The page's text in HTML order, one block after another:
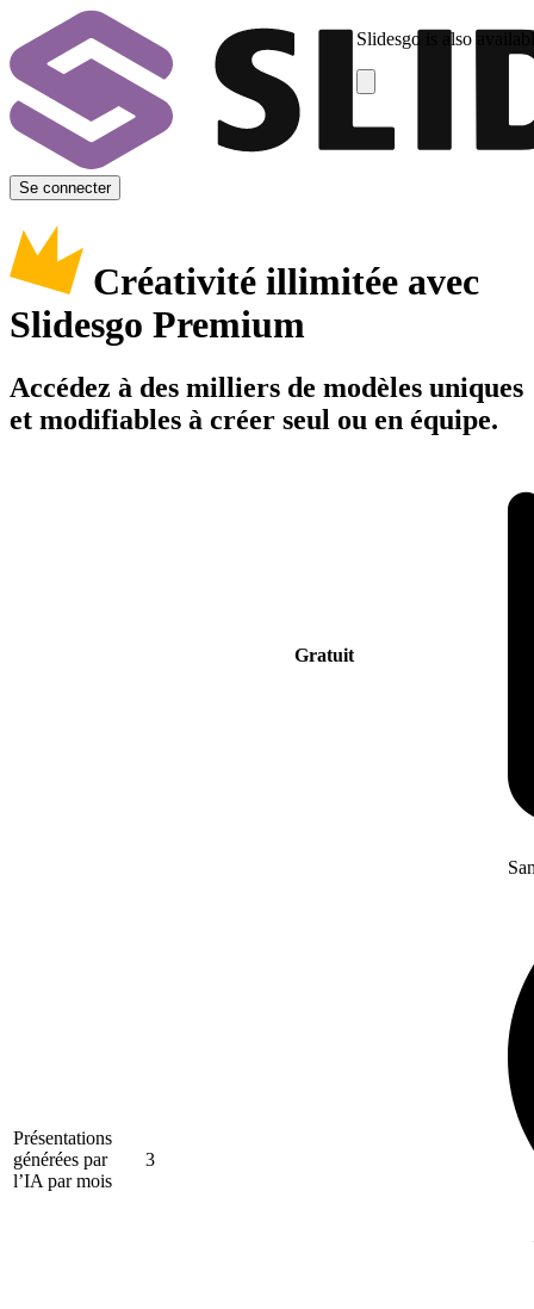
Slidesgo is also
Se connecter
Créativité illimitée avec
Slidesgo Premium
Accédez à des milliers de modèles uniques
et modifiables à créer seul ou en équipe.
Gratuit
Présentations
générées par
l’IA par mois
3